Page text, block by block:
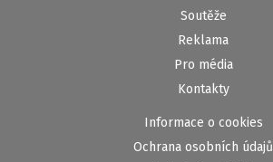
Soutěže
Reklama
Pro média
Kontakty
Informace o cookies
Ochrana osobních údajů